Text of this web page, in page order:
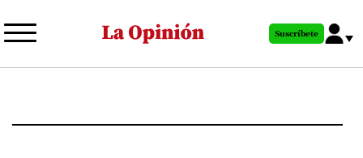
al
principal
Suscríbete